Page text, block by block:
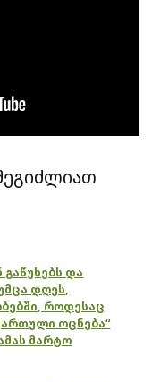
გაწუხებს და
დღეს,
როდესაც
ოცნება“
მარტო